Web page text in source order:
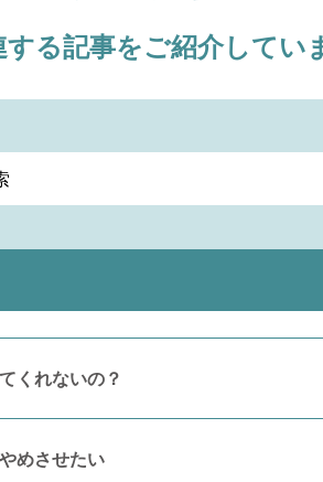
る記事をご紹介してい
くれないの？
めさせたい